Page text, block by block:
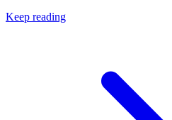
Keep reading